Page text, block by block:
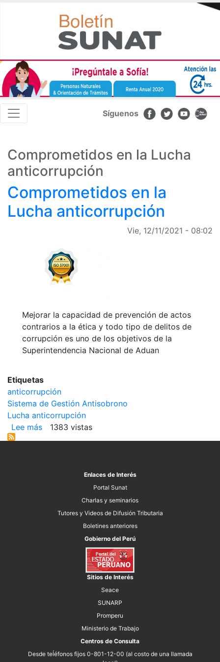
Navegación
principal
Síguenos
Comprometidos en la Lucha
anticorrupción
Comprometidos en la
Lucha anticorrupción
Vie, 12/11/2021 - 08:02
Mejorar la capacidad de prevención de actos
contrarios a la ética y todo tipo de delitos de
corrupción es uno de los objetivos de la
Superintendencia Nacional de Aduan
Etiquetas
anticorrupción
Sistema de Gestión Antisobrono
Lucha anticorrupción
Lee más sobre
Comprometidos
anticorrupción
1383 vistas
Enlaces de Interés
Portal Sunat
Charlas y seminarios
Tutores y Videos de Difusión Tributaria
Boletines anteriores
Gobierno del Perú
Sitios de Interés
Seace
SUNARP
Promperu
Ministerio de Trabajo
Centros de Consulta
Desde teĺéfonos fijos 0-801-12-00 (al costo de una llamada